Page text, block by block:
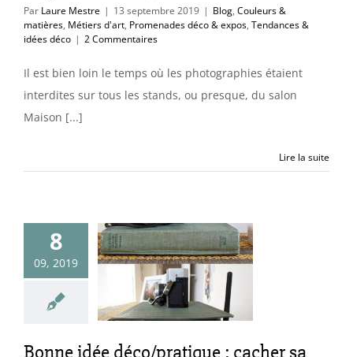
Par Laure Mestre | 13 septembre 2019 | Blog, Couleurs &
matières, Métiers d'art, Promenades déco & expos, Tendances &
idées déco | 2 Commentaires
Il est bien loin le temps où les photographies étaient
interdites sur tous les stands, ou presque, du salon
Maison [...]
Lire la suite
8
09, 2019
idée
pratique :
sa box
dans un
Bonne idée déco/pratique : cacher sa